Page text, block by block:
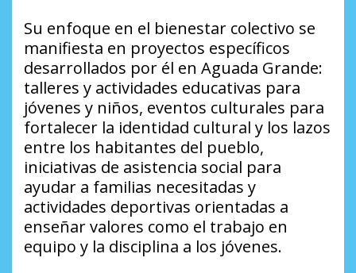
Su enfoque en el bienestar colectivo se
manifiesta en proyectos específicos
desarrollados por él en Aguada Grande:
talleres y actividades educativas para
jóvenes y niños, eventos culturales para
fortalecer la identidad cultural y los lazos
entre los habitantes del pueblo,
iniciativas de asistencia social para
ayudar a familias necesitadas y
actividades deportivas orientadas a
enseñar valores como el trabajo en
equipo y la disciplina a los jóvenes.